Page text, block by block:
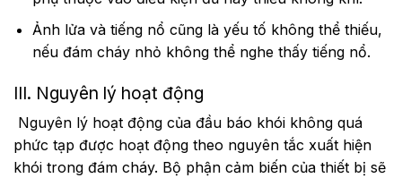
Ảnh lửa và tiếng nổ cũng là yếu tố không thể thiếu,
nếu đám cháy nhỏ không thể nghe thấy tiếng nổ.
III. Nguyên lý hoạt động
Nguyên lý hoạt động của đầu báo khói không quá
phức tạp được hoạt động theo nguyên tắc xuất hiện
khói trong đám cháy. Bộ phận cảm biến của thiết bị sẽ